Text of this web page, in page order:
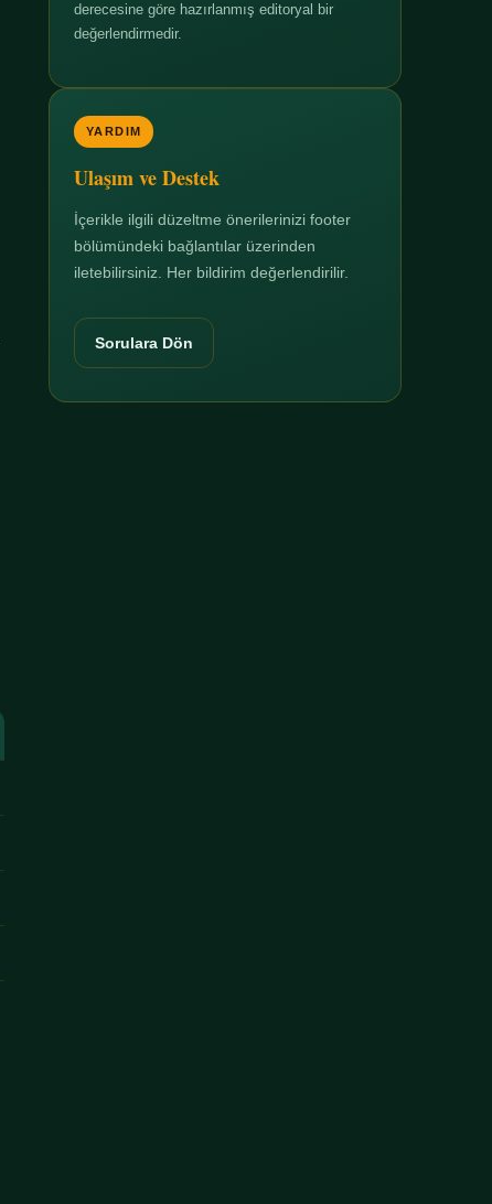
derecesine göre hazırlanmış editoryal bir
değerlendirmedir.
YARDIM
Ulaşım ve Destek
İçerikle ilgili düzeltme önerilerinizi footer
bölümündeki bağlantılar üzerinden
iletebilirsiniz. Her bildirim değerlendirilir.
Sorulara Dön